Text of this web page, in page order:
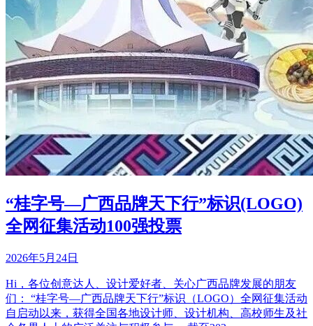
“桂字号—广西品牌天下行”标识(LOGO)
全网征集活动100强投票
2026年5月24日
Hi，各位创意达人、设计爱好者、关心广西品牌发展的朋友
们： “桂字号—广西品牌天下行”标识（LOGO）全网征集活动
自启动以来，获得全国各地设计师、设计机构、高校师生及社